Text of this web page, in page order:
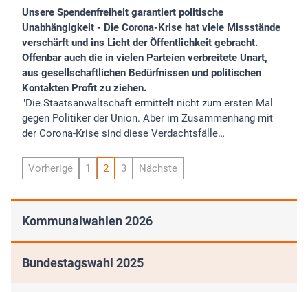
Unsere Spendenfreiheit garantiert politische
Unabhängigkeit - Die Corona-Krise hat viele Missstände
verschärft und ins Licht der Öffentlichkeit gebracht.
Offenbar auch die in vielen Parteien verbreitete Unart,
aus gesellschaftlichen Bedürfnissen und politischen
Kontakten Profit zu ziehen.
"Die Staatsanwaltschaft ermittelt nicht zum ersten Mal
gegen Politiker der Union. Aber im Zusammenhang mit
der Corona-Krise sind diese Verdachtsfälle…
Vorherige 1 2 3 Nächste
Kommunalwahlen 2026
Bundestagswahl 2025